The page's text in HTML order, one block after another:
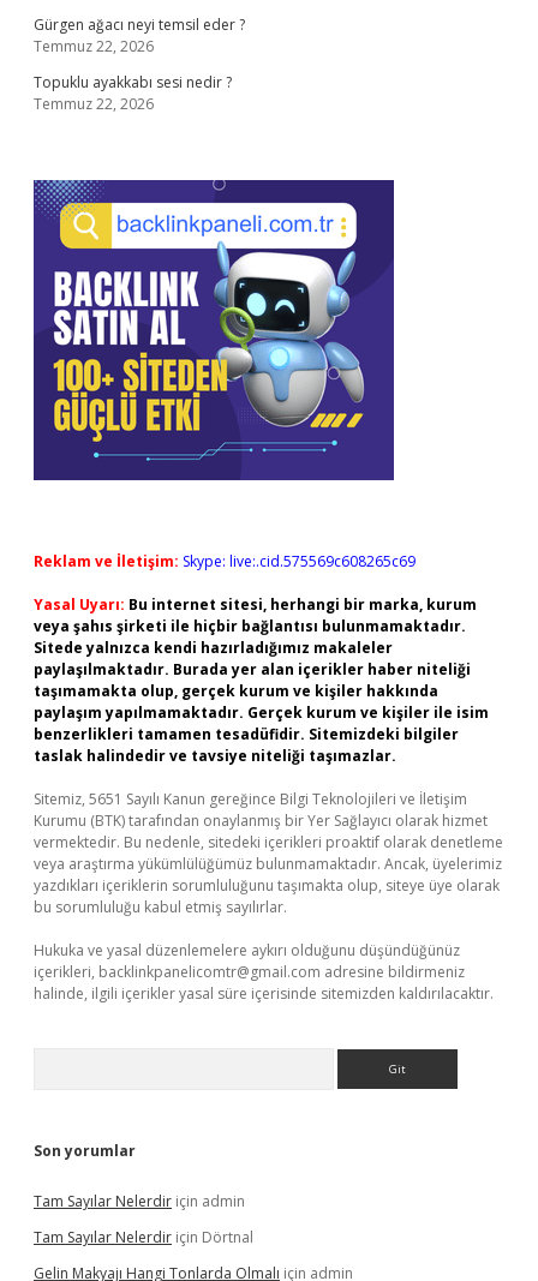
Gürgen ağacı neyi temsil eder ?
Temmuz 22, 2026
Topuklu ayakkabı sesi nedir ?
Temmuz 22, 2026
Reklam ve İletişim: Skype: live:.cid.575569c608265c69
Yasal Uyarı: Bu internet sitesi, herhangi bir marka, kurum
veya şahıs şirketi ile hiçbir bağlantısı bulunmamaktadır.
Sitede yalnızca kendi hazırladığımız makaleler
paylaşılmaktadır. Burada yer alan içerikler haber niteliği
taşımamakta olup, gerçek kurum ve kişiler hakkında
paylaşım yapılmamaktadır. Gerçek kurum ve kişiler ile isim
benzerlikleri tamamen tesadüfidir. Sitemizdeki bilgiler
taslak halindedir ve tavsiye niteliği taşımazlar.
Sitemiz, 5651 Sayılı Kanun gereğince Bilgi Teknolojileri ve İletişim
Kurumu (BTK) tarafından onaylanmış bir Yer Sağlayıcı olarak hizmet
vermektedir. Bu nedenle, sitedeki içerikleri proaktif olarak denetleme
veya araştırma yükümlülüğümüz bulunmamaktadır. Ancak, üyelerimiz
yazdıkları içeriklerin sorumluluğunu taşımakta olup, siteye üye olarak
bu sorumluluğu kabul etmiş sayılırlar.
Hukuka ve yasal düzenlemelere aykırı olduğunu düşündüğünüz
içerikleri, backlinkpanelicomtr@gmail.com adresine bildirmeniz
halinde, ilgili içerikler yasal süre içerisinde sitemizden kaldırılacaktır.
Son yorumlar
Tam Sayılar Nelerdir için admin
Tam Sayılar Nelerdir için Dörtnal
Gelin Makyajı Hangi Tonlarda Olmalı için admin